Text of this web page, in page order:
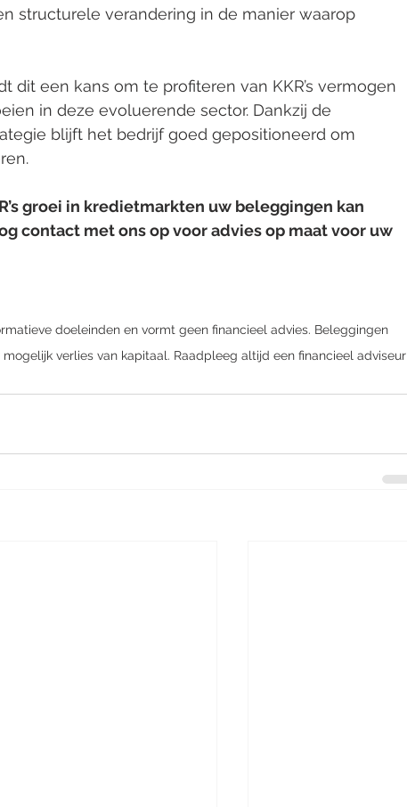
structurele verandering in de manier waarop
dit een kans om te profiteren van KKR’s vermogen
in deze evoluerende sector. Dankzij de
blijft het bedrijf goed gepositioneerd om
groei in kredietmarkten uw beleggingen kan
contact met ons op voor advies op maat voor uw
doeleinden en vormt geen financieel advies. Beleggingen
verlies van kapitaal. Raadpleeg altijd een financieel adviseur